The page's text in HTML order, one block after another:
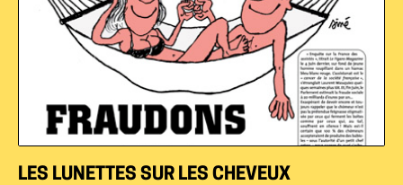
LES LUNETTES SUR LES CHEVEUX